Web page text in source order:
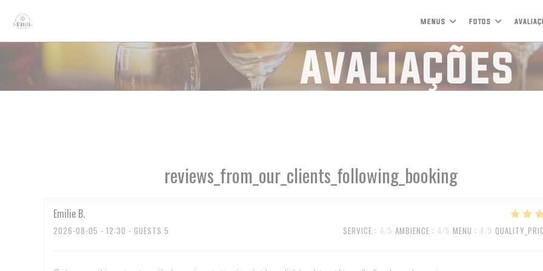
MENUS FOTOS
Avaliações
reviews_from_our_clients_following_booking
Emilie B
2026-08-05 - 12:30 - GUESTS 5 SERVICE : 4/5 AMBIENCE : 4/5 MENU : 4/5